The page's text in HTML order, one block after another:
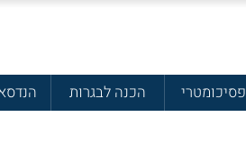
פסיכומטרי הכנה לבגרות